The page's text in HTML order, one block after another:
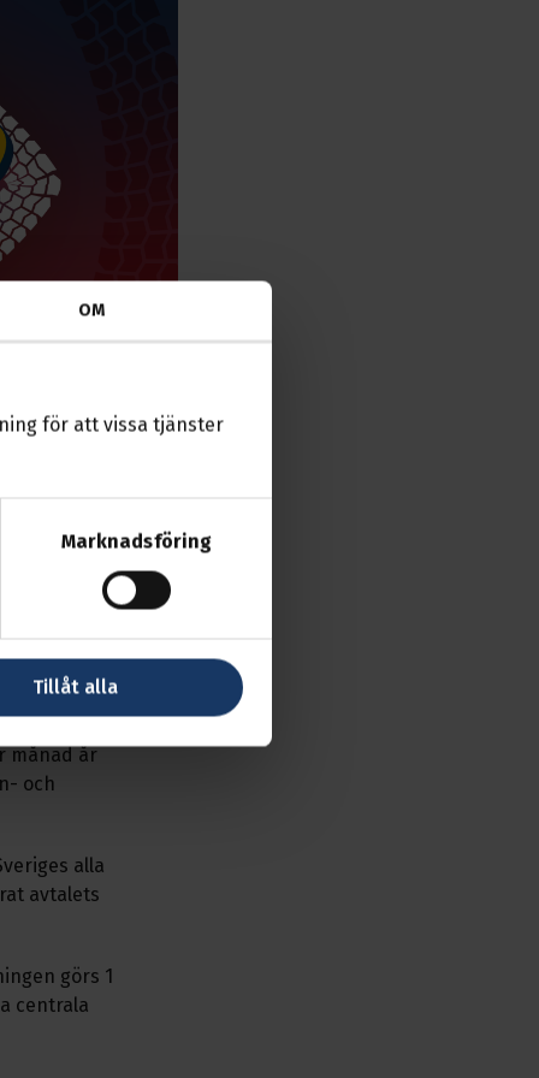
OM
för att vissa tjänster
Marknadsföring
Tillåt alla
har
av
månad år
och
alla
avtalets
görs 1
centrala